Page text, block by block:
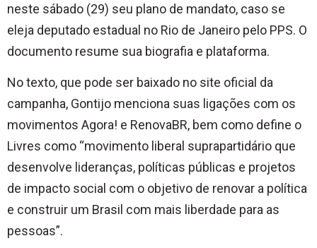
neste sábado (29) seu plano de mandato, caso se
eleja deputado estadual no Rio de Janeiro pelo PPS. O
documento resume sua biografia e plataforma.
No texto, que pode ser baixado no site oficial da
campanha, Gontijo menciona suas ligações com os
movimentos Agora! e RenovaBR, bem como define o
Livres como “movimento liberal suprapartidário que
desenvolve lideranças, políticas públicas e projetos
de impacto social com o objetivo de renovar a política
e construir um Brasil com mais liberdade para as
pessoas”.